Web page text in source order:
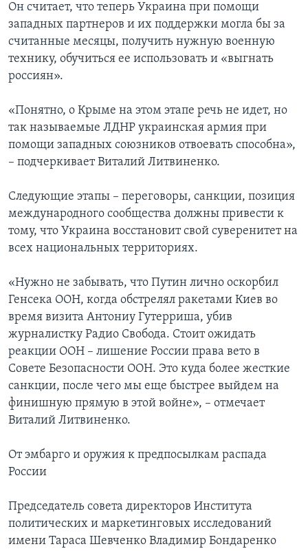
Он считает, что теперь Украина при помощи
западных партнеров и их поддержки могла бы за
считанные месяцы, получить нужную военную
технику, обучиться ее использовать и «выгнать
россиян».
«Понятно, о Крыме на этом этапе речь не идет, но
так называемые ЛДНР украинская армия при
помощи западных союзников отвоевать способна»,
– подчеркивает Виталий Литвиненко.
Следующие этапы – переговоры, санкции, позиция
международного сообщества должны привести к
тому, что Украина восстановит свой суверенитет на
всех национальных территориях.
«Нужно не забывать, что Путин лично оскорбил
Генсека ООН, когда обстрелял ракетами Киев во
время визита Антониу Гутерриша, убив
журналистку Радио Свобода. Стоит ожидать
реакции ООН – лишение России права вето в
Совете Безопасности ООН. Это куда более жесткие
санкции, после чего мы еще быстрее выйдем на
финишную прямую в этой войне», – отмечает
Виталий Литвиненко.
От эмбарго и оружия к предпосылкам распада
России
Председатель совета директоров Института
политических и маркетинговых исследований
имени Тараса Шевченко Владимир Бондаренко